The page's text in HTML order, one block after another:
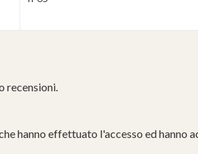
recensioni.
hanno effettuato l'accesso ed hanno